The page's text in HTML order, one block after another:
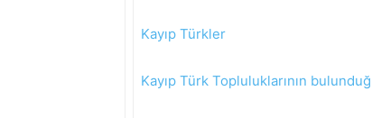
Kayıp Türkler
Kayıp Türk Topluluklarının